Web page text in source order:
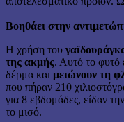
Βοηθάει στην
Η χρήση του
της ακμής. Αυτό το φυτό
δέρμα και μειώνουν τη
που πήραν 210
για 8 εβδομάδες, είδαν
το μισό.